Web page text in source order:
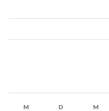
M D M